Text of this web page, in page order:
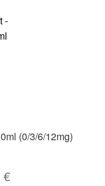
(0/3/6/12mg)
€